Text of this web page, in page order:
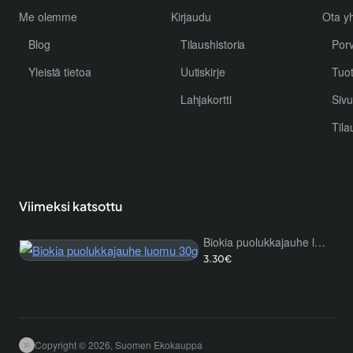
Me olemme
Blog
Yleistä tietoa
Kirjaudu
Tilaushistoria
Uutiskirje
Lahjakortti
Ota
Viimeksi katsottu
Biokia puolukkajauhe luomu 30g
3.30€
Copyright © 2026, Suomen Ekokauppa